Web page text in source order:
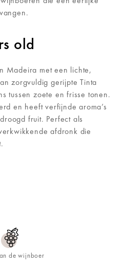
old
Madeira met een lichte,
zorgvuldig gerijpte Tinta
tussen zoete en frisse tonen.
en heeft verfijnde aroma’s
fruit. Perfect als
afdronk die
de wijnboer